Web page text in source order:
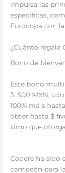
impulsa las
específicas,
Eurocopa con
¿Cuánto regala
Bono de
Este bono
3. 500 MXN,
100% má s
obter hasta $
ximo que
Codere ha sido
campeón para